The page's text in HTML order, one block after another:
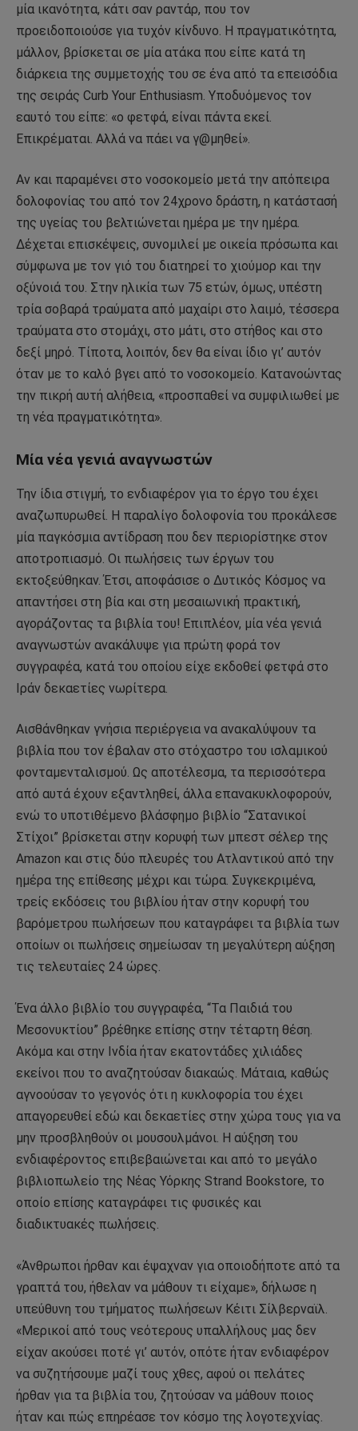
μία ικανότητα, κάτι σαν ραντάρ, που τον
προειδοποιούσε για τυχόν κίνδυνο. Η πραγματικότητα,
μάλλον, βρίσκεται σε μία ατάκα που είπε κατά τη
διάρκεια της συμμετοχής του σε ένα από τα επεισόδια
της σειράς Curb Your Enthusiasm. Υποδυόμενος τον
εαυτό του είπε: «ο φετφά, είναι πάντα εκεί.
Επικρέμαται. Αλλά να πάει να γ@μηθεί».
Αν και παραμένει στο νοσοκομείο μετά την απόπειρα
δολοφονίας του από τον 24χρονο δράστη, η κατάστασή
της υγείας του βελτιώνεται ημέρα με την ημέρα.
Δέχεται επισκέψεις, συνομιλεί με οικεία πρόσωπα και
σύμφωνα με τον γιό του διατηρεί το χιούμορ και την
οξύνοιά του. Στην ηλικία των 75 ετών, όμως, υπέστη
τρία σοβαρά τραύματα από μαχαίρι στο λαιμό, τέσσερα
τραύματα στο στομάχι, στο μάτι, στο στήθος και στο
δεξί μηρό. Τίποτα, λοιπόν, δεν θα είναι ίδιο γι’ αυτόν
όταν με το καλό βγει από το νοσοκομείο. Κατανοώντας
την πικρή αυτή αλήθεια, «προσπαθεί να συμφιλιωθεί με
τη νέα πραγματικότητα».
Μία νέα γενιά αναγνωστών
Την ίδια στιγμή, το ενδιαφέρον για το έργο του έχει
αναζωπυρωθεί. Η παραλίγο δολοφονία του προκάλεσε
μία παγκόσμια αντίδραση που δεν περιορίστηκε στον
αποτροπιασμό. Οι πωλήσεις των έργων του
εκτοξεύθηκαν. Έτσι, αποφάσισε ο Δυτικός Κόσμος να
απαντήσει στη βία και στη μεσαιωνική πρακτική,
αγοράζοντας τα βιβλία του! Επιπλέον, μία νέα γενιά
αναγνωστών ανακάλυψε για πρώτη φορά τον
συγγραφέα, κατά του οποίου είχε εκδοθεί φετφά στο
Ιράν δεκαετίες νωρίτερα.
Αισθάνθηκαν γνήσια περιέργεια να ανακαλύψουν τα
βιβλία που τον έβαλαν στο στόχαστρο του ισλαμικού
φονταμενταλισμού. Ως αποτέλεσμα, τα περισσότερα
από αυτά έχουν εξαντληθεί, άλλα επανακυκλοφορούν,
ενώ το υποτιθέμενο βλάσφημο βιβλίο “Σατανικοί
Στίχοι” βρίσκεται στην κορυφή των μπεστ σέλερ της
Amazon και στις δύο πλευρές του Ατλαντικού από την
ημέρα της επίθεσης μέχρι και τώρα. Συγκεκριμένα,
τρείς εκδόσεις του βιβλίου ήταν στην κορυφή του
βαρόμετρου πωλήσεων που καταγράφει τα βιβλία των
οποίων οι πωλήσεις σημείωσαν τη μεγαλύτερη αύξηση
τις τελευταίες 24 ώρες.
Ένα άλλο βιβλίο του συγγραφέα, “Τα Παιδιά του
Μεσονυκτίου” βρέθηκε επίσης στην τέταρτη θέση.
Ακόμα και στην Ινδία ήταν εκατοντάδες χιλιάδες
εκείνοι που το αναζητούσαν διακαώς. Μάταια, καθώς
αγνοούσαν το γεγονός ότι η κυκλοφορία του έχει
απαγορευθεί εδώ και δεκαετίες στην χώρα τους για να
μην προσβληθούν οι μουσουλμάνοι. Η αύξηση του
ενδιαφέροντος επιβεβαιώνεται και από το μεγάλο
βιβλιοπωλείο της Νέας Υόρκης Strand Bookstore, το
οποίο επίσης καταγράφει τις φυσικές και
διαδικτυακές πωλήσεις.
«Άνθρωποι ήρθαν και έψαχναν για οποιοδήποτε από τα
γραπτά του, ήθελαν να μάθουν τι είχαμε», δήλωσε η
υπεύθυνη του τμήματος πωλήσεων Κέιτι Σίλβερναϊλ.
«Μερικοί από τους νεότερους υπαλλήλους μας δεν
είχαν ακούσει ποτέ γι’ αυτόν, οπότε ήταν ενδιαφέρον
να συζητήσουμε μαζί τους χθες, αφού οι πελάτες
ήρθαν για τα βιβλία του, ζητούσαν να μάθουν ποιος
ήταν και πώς επηρέασε τον κόσμο της λογοτεχνίας.